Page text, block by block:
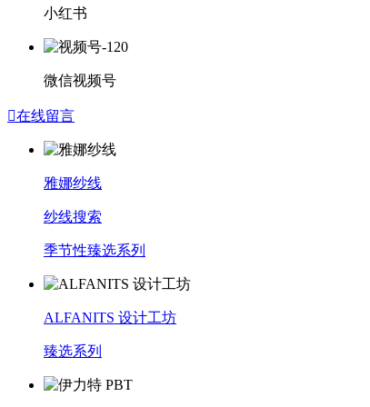
小红书
微信视频号
在线留言
雅娜纱线
纱线搜索
季节性臻选系列
ALFANITS 设计工坊
臻选系列